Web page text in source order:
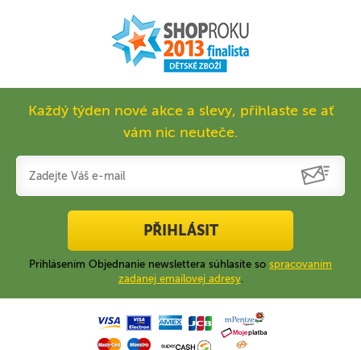
Každý týden nové akce a slevy, přihlaste se ať
vám nic neuteče.
PŘIHLÁSIT
Prihlásením Objednanie newslettera súhlasíte so spracovaním
zadanej emailovej adresy.